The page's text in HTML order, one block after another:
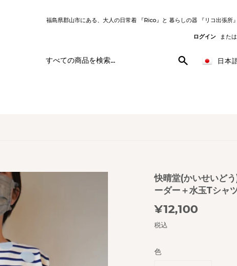
福島県郡山市にある、大人の日常着 『Rico』と 暮らしの器 『リコ出張
ログイン または
日本
快晴堂(かいせいど
ーダー＋水玉Tシャ
¥12,100
税込
色